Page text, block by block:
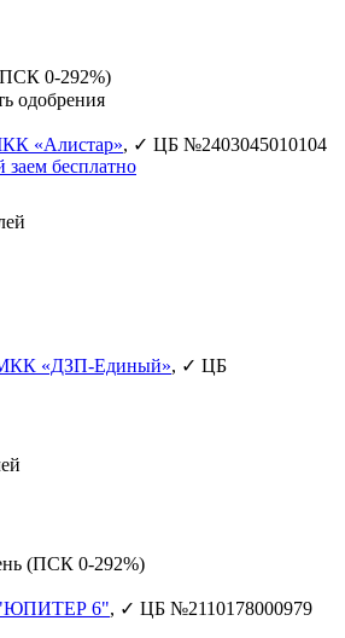
0-292%)
одобрения
«Алистар», ✓ ЦБ №2403045010104
бесплатно
«ДЗП-Единый», ✓ ЦБ
(ПСК 0-292%)
6", ✓ ЦБ №2110178000979